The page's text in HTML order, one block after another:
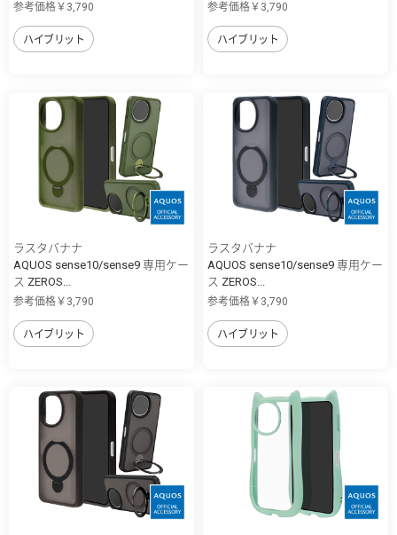
参考価格￥3,790
ハイブリット
参考価格￥3,790
ハイブリット
ラスタバナナ
AQUOS sense10/sense9 専用ケー
ス ZEROS...
参考価格￥3,790
ハイブリット
ラスタバナナ
AQUOS sense10/sense9 専用ケー
ス ZEROS...
参考価格￥3,790
ハイブリット